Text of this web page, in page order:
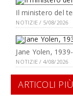
Il ministero del
NOTIZIE / 5/08/2026
Jane Yolen,
NOTIZIE / 4/08/2026
ARTICOLI